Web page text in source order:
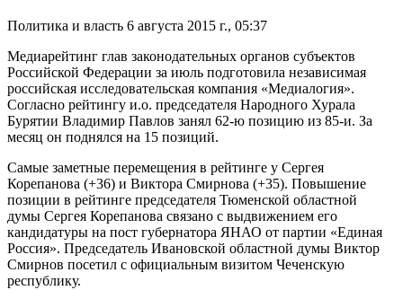
Политика и власть 6 августа 2015 г., 05:37
Медиарейтинг глав законодательных органов субъектов
Российской Федерации за июль подготовила независимая
российская исследовательская компания «Медиалогия».
Согласно рейтингу и.о. председателя Народного Хурала
Бурятии Владимир Павлов занял 62-ю позицию из 85-и. За
месяц он поднялся на 15 позиций.
Самые заметные перемещения в рейтинге у Сергея
Корепанова (+36) и Виктора Смирнова (+35). Повышение
позиции в рейтинге председателя Тюменской областной
думы Сергея Корепанова связано с выдвижением его
кандидатуры на пост губернатора ЯНАО от партии «Единая
Россия». Председатель Ивановской областной думы Виктор
Смирнов посетил с официальным визитом Чеченскую
республику.